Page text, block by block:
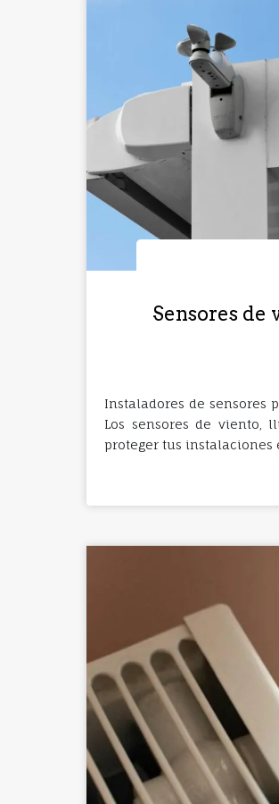
Sensores de
Instaladores de sensores
Los sensores de viento,
proteger tus